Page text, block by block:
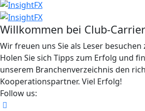
Willkommen bei Club-
Wir freuen uns Sie als Leser besuchen
Holen Sie sich Tipps zum Erfolg und
unserem Branchenverzeichnis den
Kooperationspartner. Viel Erfolg!
Follow us: